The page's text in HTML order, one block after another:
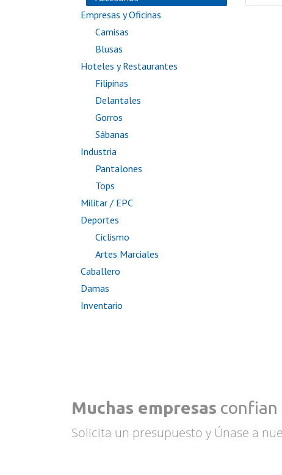
Empresas y Oficinas
Camisas
Blusas
Hoteles y Restaurantes
Filipinas
Delantales
Gorros
Sábanas
Industria
Pantalones
Tops
Militar / EPC
Deportes
Ciclismo
Artes Marciales
Caballero
Damas
Inventario
Muchas empresas confian
Solicita un presupuesto y Únase a